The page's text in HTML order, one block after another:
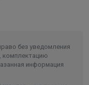
без уведомления
комплектацию
информация